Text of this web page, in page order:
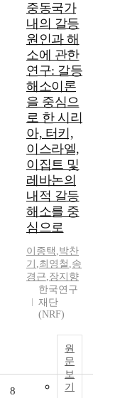
중동국가
내의 갈등
원인과 해
소에 관한
연구: 갈등
해소이론
을 중심으
로 한 시리
아, 터키,
이스라엘,
이집트 및
레바논의
내적 갈등
해소를 중
심으로
이종택 ,박찬
기 ,최영철 ,송
경근,장지향
한국연구
재단
(NRF)
원
문
보
기
8